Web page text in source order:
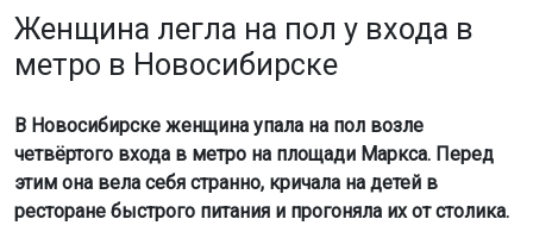
Женщина легла на пол у входа в
метро в Новосибирске
В Новосибирске женщина упала на пол возле
четвёртого входа в метро на площади Маркса. Перед
этим она вела себя странно, кричала на детей в
ресторане быстрого питания и прогоняла их от столика.